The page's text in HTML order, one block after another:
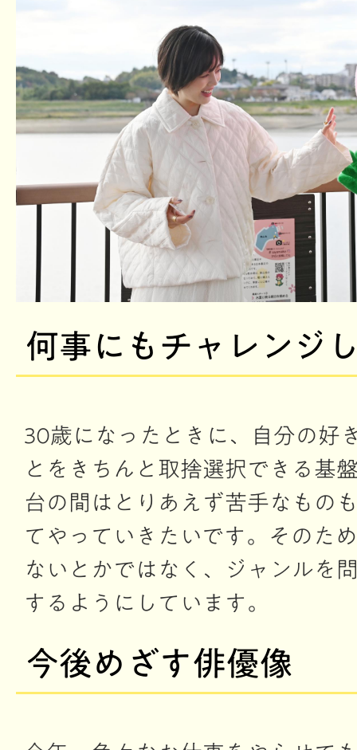
何事にもチャレンジ
30歳になったときに、自分の好
とをきちんと取捨選択できる基
台の間はとりあえず苦手なもの
てやっていきたいです。そのた
ないとかではなく、ジャンルを
するようにしています。
今後めざす俳優像